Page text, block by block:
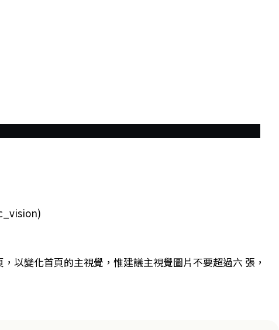
以變化首頁的主視覺，惟建議主視覺圖片不要超過六 張，